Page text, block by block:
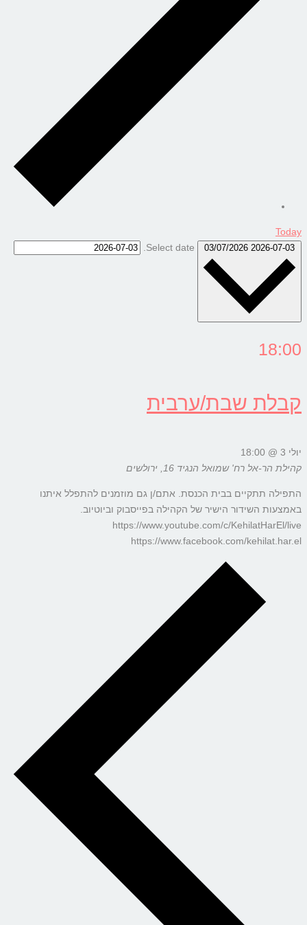
Today
2026-07-03
03/07/2026
Select date.
18:00
קבלת שבת/ערבית
יולי 3 @ 18:00
קהילת הר-אל רח' שמואל הנגיד 16, ירולשים
התפילה תתקיים בבית הכנסת. אתם/ן גם מוזמנים להתפלל איתנו
באמצעות השידור הישיר של הקהילה בפייסבוק וביוטיוב.
https://www.youtube.com/c/KehilatHarEl/live
https://www.facebook.com/kehilat.har.el